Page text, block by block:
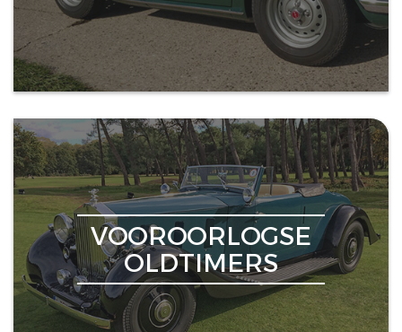
VOOROORLOGSE
OLDTIMERS